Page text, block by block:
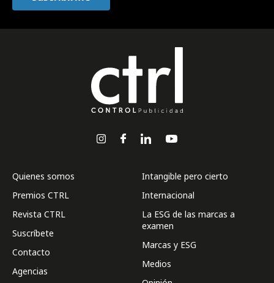
Quienes somos
Premios CTRL
Revista CTRL
Suscríbete
Contacto
Agencias
Intangible pero cierto
Internacional
La ESG de las marcas a
examen
Marcas y ESG
Medios